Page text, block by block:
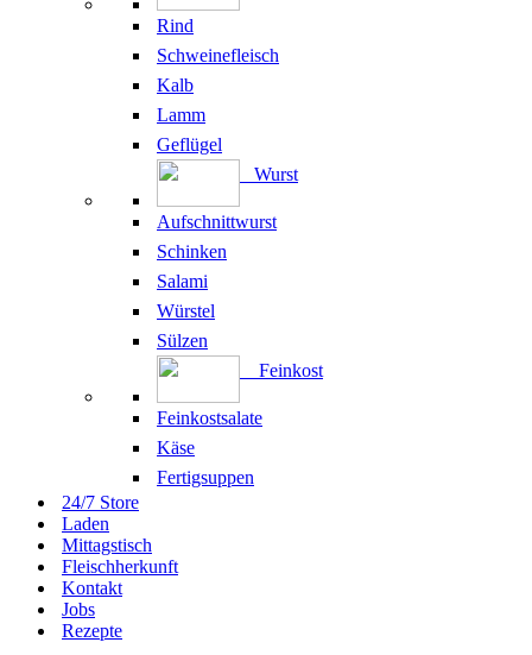
Rind
Schweinefleisch
Kalb
Lamm
Geflügel
Wurst
Aufschnittwurst
Schinken
Salami
Würstel
Sülzen
Feinkost
Feinkostsalate
Käse
Fertigsuppen
24/7 Store
Laden
Mittagstisch
Fleischherkunft
Kontakt
Jobs
Rezepte